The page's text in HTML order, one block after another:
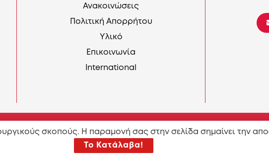
Ανακοινώσεις
Πολιτική Απορρήτου
Υλικό
Επικοινωνία
International
σύμφωνα με τους όρους της άδειαςAttribution-
σκοπούς. Η παραμονή σας στην σελίδα σημαίνει την
Το Κατάλαβα!